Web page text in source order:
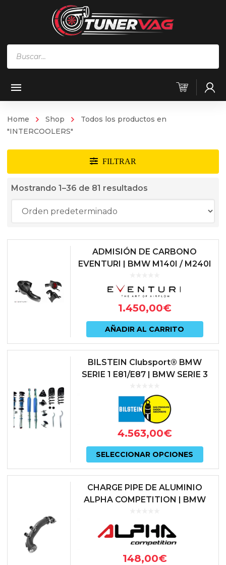
Home Shop
Todos los productos en
"INTERCOOLERS"
Mostrando 1–36 de 81 resultados
ADMISIÓN DE CARBONO
EVENTURI | BMW M140I / M240I
EVE-B58-CF-INT
1.450,00€
AÑADIR AL CARRITO
BILSTEIN Clubsport® BMW
SERIE 1 E81/E87 | BMW SERIE 3
4.563,00€
SELECCIONAR OPCIONES
Este
CHARGE PIPE DE ALUMINIO
ALPHA COMPETITION | BMW
| AC-N54-TP
148,00€